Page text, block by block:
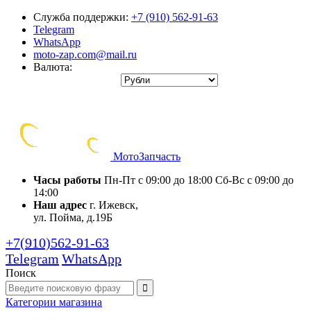
Служба поддержки: +7 (910) 562-91-63
Telegram
WhatsApp
moto-zap.com@mail.ru
Валюта:
МотоЗапчасть
Часы работы Пн-Пт с 09:00 до 18:00 Сб-Вс с 09:00 до
14:00
Наш адрес г. Ижевск,
ул. Пойма, д.19Б
+7(910)562-91-63
Telegram WhatsApp
Поиск
Категории магазина